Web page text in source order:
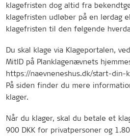
klagefristen dog altid fra
klagefristen udløber på en lørdag
klagefristen til den følgende
Du skal klage via Klageportalen,
MitID på Planklagenævnets
https://naevneneshus.dk/start-din-
På siden finder du mere
klager.
Når du klager, skal du betale et
900 DKK for privatpersoner og